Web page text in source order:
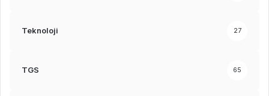
Teknoloji 27
TGS 65